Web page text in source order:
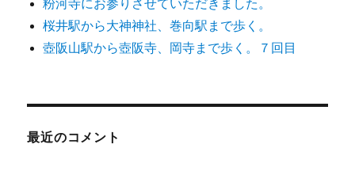
粉河寺にお参りさせていただきました。
桜井駅から大神神社、巻向駅まで歩く。
壺阪山駅から壺阪寺、岡寺まで歩く。７回目
最近のコメント